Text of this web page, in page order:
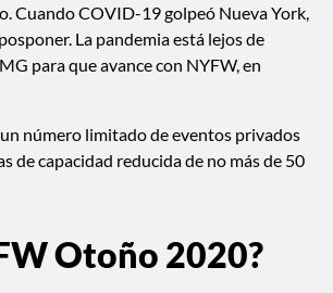
Cuando COVID-19 golpeó Nueva York,
La pandemia está lejos de
para que avance con NYFW, en
número limitado de eventos privados
de capacidad reducida de no más de 50
Otoño 2020?